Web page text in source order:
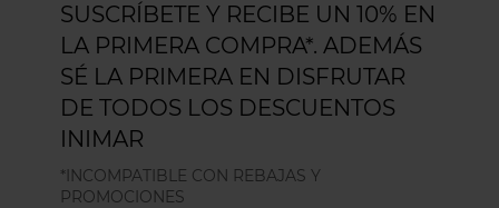
SUSCRÍBETE Y RECIBE UN 10% EN
LA PRIMERA COMPRA*. ADEMÁS
SÉ LA PRIMERA EN DISFRUTAR
DE TODOS LOS DESCUENTOS
INIMAR
*INCOMPATIBLE CON REBAJAS Y
PROMOCIONES